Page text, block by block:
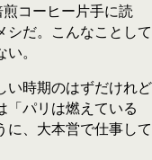
煎コーヒー片手に読
シだ。こんなことして
。
い時期のはずだけれど
「パリは燃えている
に、大本営で仕事して